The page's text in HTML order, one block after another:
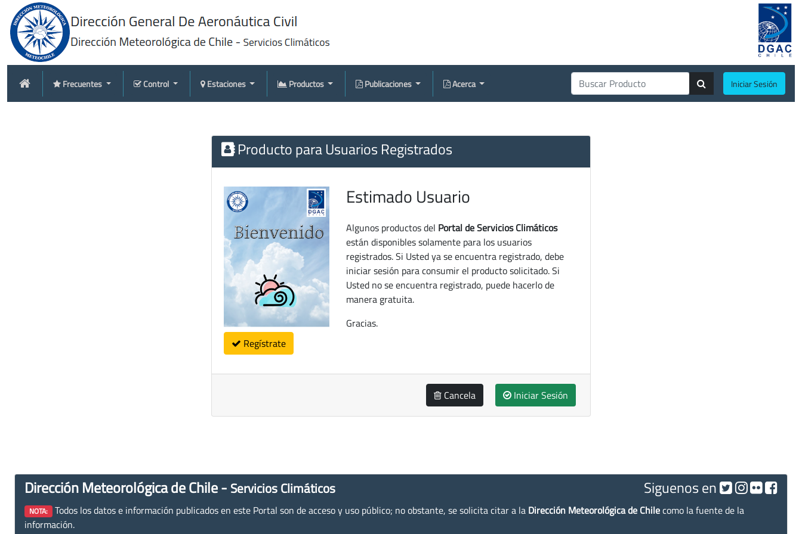
Frecuentes Control Estaciones Productos Publicaciones Acerca Iniciar Sesión
Producto para Usuarios Registrados
Regístrate
Estimado Usuario
Algunos productos del Portal de Servicios Climáticos
están disponibles solamente para los usuarios
registrados. Si Usted ya se encuentra registrado, debe
iniciar sesión para consumir el producto solicitado. Si
Usted no se encuentra registrado, puede hacerlo de
manera gratuita.
Gracias.
Cancela Iniciar Sesión
Dirección Meteorológica de Chile - Servicios Climáticos Siguenos en
NOTA: Todos los datos e información publicados en este Portal son de acceso y uso público; no obstante, se solicita citar a la Dirección Meteorológica de Chilecomo la fuente de la
información.